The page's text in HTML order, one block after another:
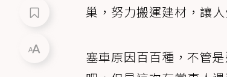
巢，努力搬運建材，讓
塞車原因百百種，不管